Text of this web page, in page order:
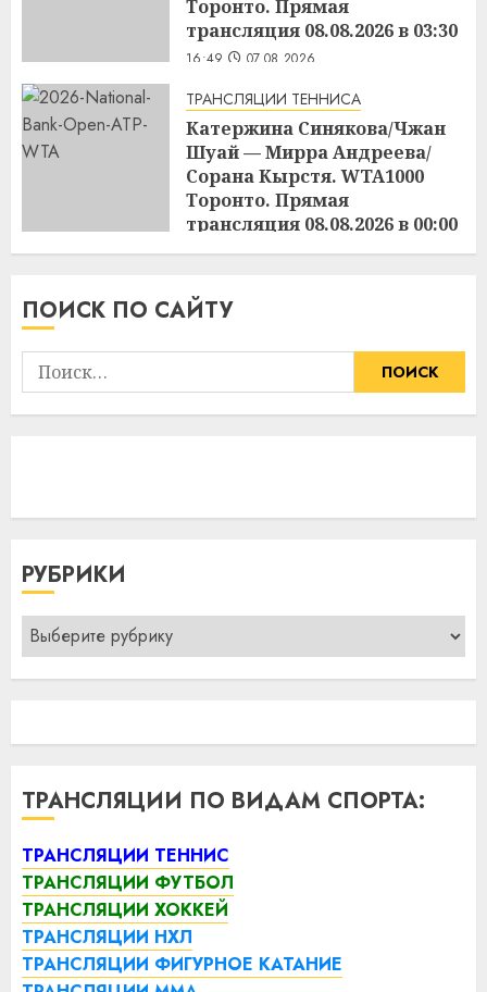
Торонто. Прямая
трансляция 08.08.2026 в 03:30
16:49 07.08.2026
ТРАНСЛЯЦИИ ТЕННИСА
Катержина Синякова/Чжан
Шуай — Мирра Андреева/
Сорана Кырстя. WTA1000
Торонто. Прямая
трансляция 08.08.2026 в 00:00
16:48 07.08.2026
ПОИСК ПО САЙТУ
Найти:
РУБРИКИ
Рубрики
ТРАНСЛЯЦИИ ПО ВИДАМ СПОРТА:
ТРАНСЛЯЦИИ ТЕННИС
ТРАНСЛЯЦИИ ФУТБОЛ
ТРАНСЛЯЦИИ ХОККЕЙ
ТРАНСЛЯЦИИ НХЛ
ТРАНСЛЯЦИИ ФИГУРНОЕ КАТАНИЕ